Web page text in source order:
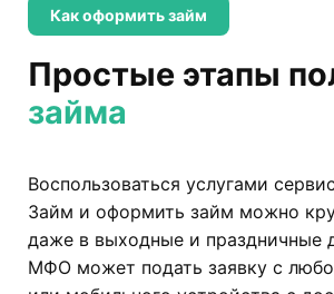
Как оформить займ
Простые этапы
займа
Воспользоваться услугами
Займ и оформить займ можно
даже в выходные и праздничные
МФО может подать заявку с